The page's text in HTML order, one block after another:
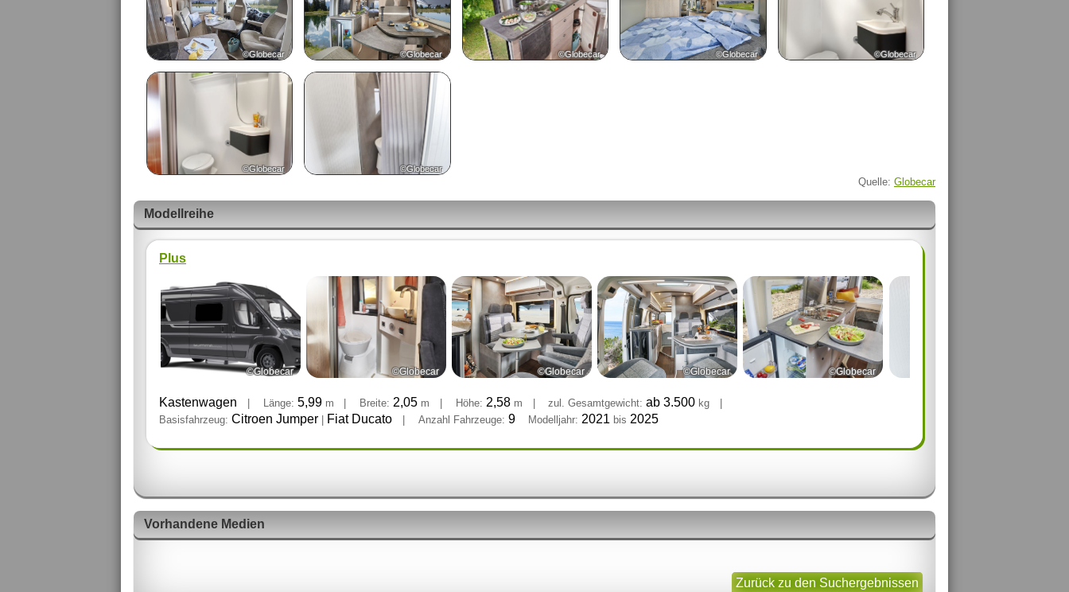
©Globecar ©Globecar ©Globecar ©Globecar ©Globecar
©Globecar ©Globecar
Quelle: Globecar
Modellreihe
Plus
©Globecar ©Globecar ©Globecar ©Globecar ©Globecar
Kastenwagen Länge: 5,99 m Breite: 2,05 m Höhe: 2,58 m zul. Gesamtgewicht: ab 3.500 kg
Basisfahrzeug: Citroen Jumper Fiat Ducato Anzahl Fahrzeuge: 9 Modelljahr: 2021 bis 2025
Vorhandene Medien
Zurück zu den Suchergebnissen